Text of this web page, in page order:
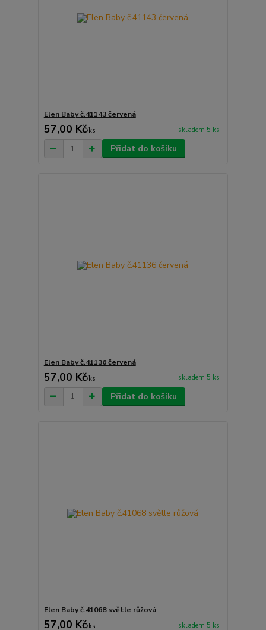
Elen Baby č.41143 červená
57,00 Kč/ks skladem 5 ks
Přidat do košíku
Elen Baby č.41136 červená
57,00 Kč/ks skladem 5 ks
Přidat do košíku
Elen Baby č.41068 světle růžová
57,00 Kč/ks skladem 5 ks